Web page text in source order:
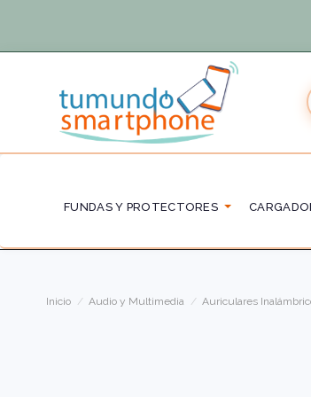
FUNDAS Y PROTECTORES
Inicio Audio y Multimedia Auriculares